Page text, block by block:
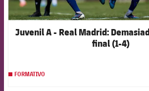
Juvenil A - Real Madrid:
final (1-4)
FORMATIVO